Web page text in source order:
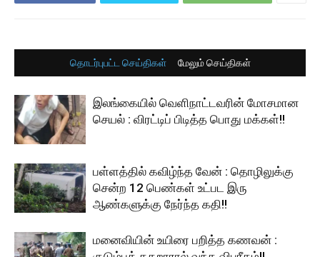
தொடர்புபட்ட செய்திகள் மேலும் செய்திகள்
இலங்கையில் வெளிநாட்டவரின் மோசமான
செயல் : விரட்டிப் பிடித்த பொது மக்கள்!!
பள்ளத்தில் கவிழ்ந்த வேன் : தொழிலுக்கு
சென்ற 12 பெண்கள் உட்பட இரு
ஆண்களுக்கு நேர்ந்த கதி!!
மனைவியின் உயிரை பறித்த கணவன் :